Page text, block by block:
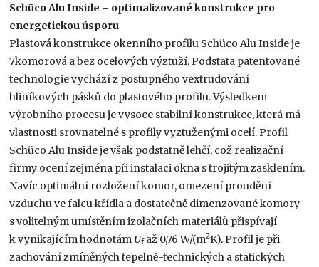
Schüco Alu Inside – optimalizované konstrukce pro
energetickou úsporu
Plastová konstrukce okenního profilu Schüco Alu Inside je
7komorová a bez ocelových výztuží. Podstata patentované
technologie vychází z postupného vextrudování
hliníkových pásků do plastového profilu. Výsledkem
výrobního procesu je vysoce stabilní konstrukce, která má
vlastnosti srovnatelné s profily vyztuženými ocelí. Profil
Schüco Alu Inside je však podstatně lehčí, což realizační
firmy ocení zejména při instalaci okna s trojitým zasklením.
Navíc optimální rozložení komor, omezení proudění
vzduchu ve falcu křídla a dostatečně dimenzované komory
s volitelným umístěním izolačních materiálů přispívají
k vynikajícím hodnotám Ufaž 0,76 W/(m2K). Profil je při
zachování zmíněných tepelně-technických a statických